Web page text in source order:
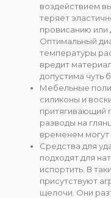
воздействием
теряет
провисанию или
Оптимальный
температуры
вредит
допустима чуть
Мебельные
силиконы и
притягивающий
разводы на
временем могут
Средства для
подходят для
испортить. В
присутствуют
щелочи. Они